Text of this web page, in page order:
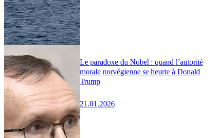
Le paradoxe du Nobel : quand l’autorité
morale norvégienne se heurte à Donald
Trump
21.01.2026